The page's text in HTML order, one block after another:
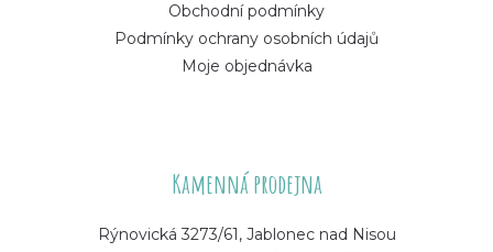
Obchodní podmínky
Podmínky ochrany osobních údajů
Moje objednávka
Kamenná prodejna
Rýnovická 3273/61, Jablonec nad Nisou